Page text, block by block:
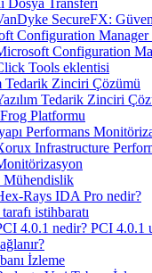
Dosya Transferi
SecureFX:
Configuration Manager
Configuration
Tools eklentisi
Tedarik Zinciri Çözümü
Tedarik Zinciri
Platformu
Performans
Infrastructure
Mühendislik
Rays IDA Pro nedir?
istihbaratı
4.0.1 nedir? PCI 4.0.1
İzleme